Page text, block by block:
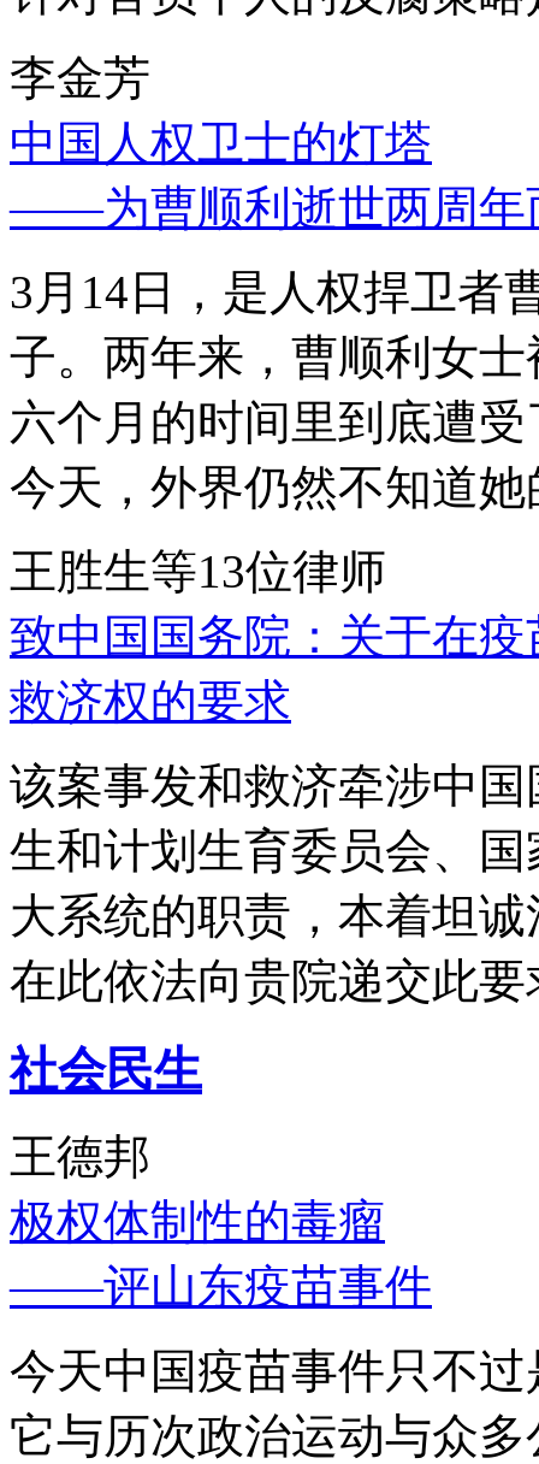
李金芳
中国人权卫士的灯塔
——为曹顺利逝世两周年
3月14日，是人权捍卫者
子。两年来，曹顺利女
六个月的时间里到底遭
今天，外界仍然不知道
王胜生等13位律师
致中国国务院：关于在
救济权的要求
该案事发和救济牵涉中
生和计划生育委员会、
大系统的职责，本着坦
在此依法向贵院递交此要
社会民生
王德邦
极权体制性的毒瘤
——评山东疫苗事件
今天中国疫苗事件只不
它与历次政治运动与众